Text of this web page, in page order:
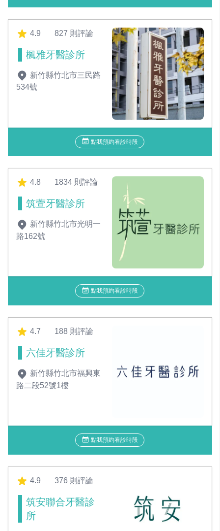
4.9 827 則評論
楓雅牙醫診所
新竹縣竹北市三民路
534號
點我預約看診時段
4.8 1834 則評論
筑萱牙醫診所
新竹縣竹北市光明一
路162號
點我預約看診時段
4.7 188 則評論
六佳牙醫診所
新竹縣竹北市福興東
路二段52號1樓
點我預約看診時段
4.9 376 則評論
筑安聯合牙醫診
所